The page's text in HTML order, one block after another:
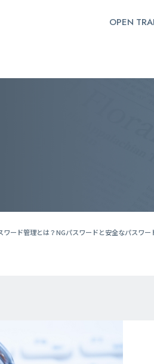
OPEN
ワード管理とは？NGパスワードと安全なパスワ